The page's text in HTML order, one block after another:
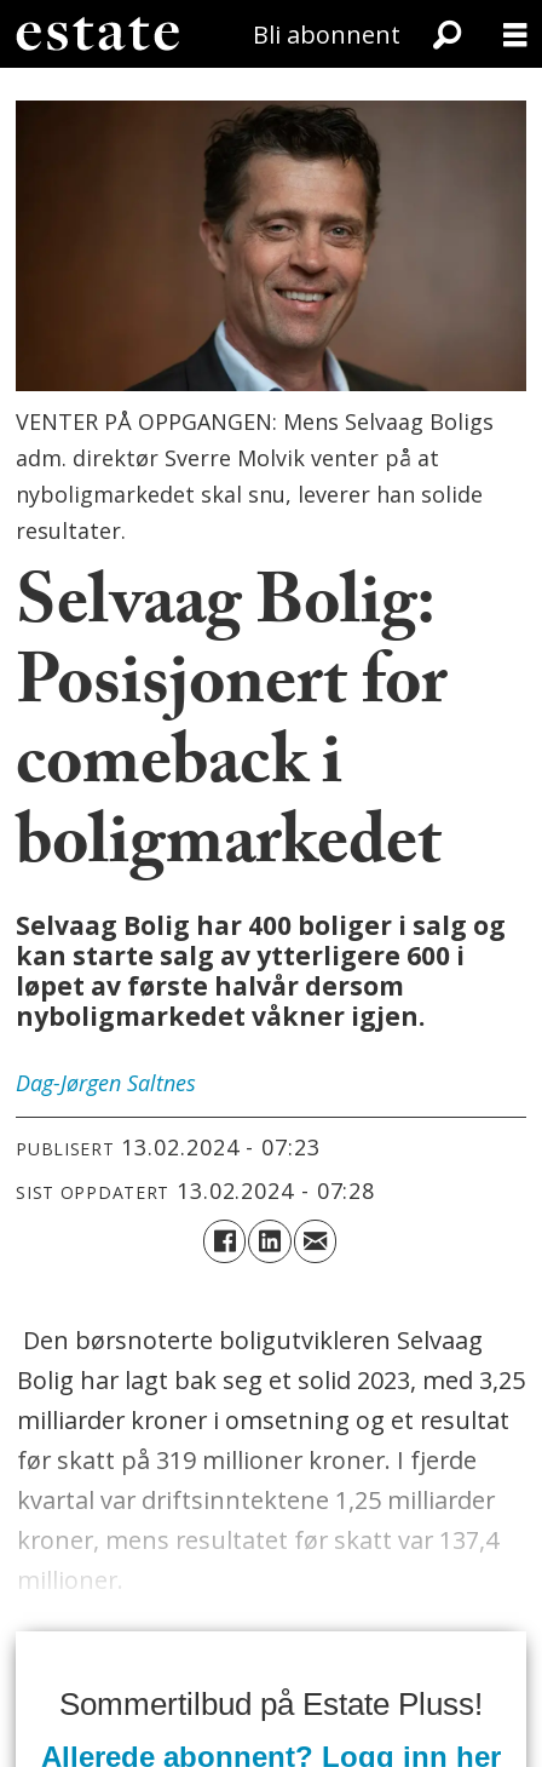
Bli abonnent
VENTER PÅ OPPGANGEN: Mens Selvaag Boligs
adm. direktør Sverre Molvik venter på at
nyboligmarkedet skal snu, leverer han solide
resultater.
Selvaag Bolig:
Posisjonert for
comeback i
boligmarkedet
Selvaag Bolig har 400 boliger i salg og
kan starte salg av ytterligere 600 i
løpet av første halvår dersom
nyboligmarkedet våkner igjen.
Dag-Jørgen Saltnes
PUBLISERT 13.02.2024 - 07:23
SIST OPPDATERT 13.02.2024 - 07:28
Den børsnoterte boligutvikleren Selvaag
Bolig har lagt bak seg et solid 2023, med 3,25
milliarder kroner i omsetning og et resultat
før skatt på 319 millioner kroner. I fjerde
kvartal var driftsinntektene 1,25 milliarder
kroner, mens resultatet før skatt var 137,4
millioner.
Sommertilbud på Estate Pluss!
Allerede abonnent? Logg inn her